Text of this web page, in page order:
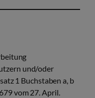
und/oder
1 Buchstaben a, b
vom 27. April.